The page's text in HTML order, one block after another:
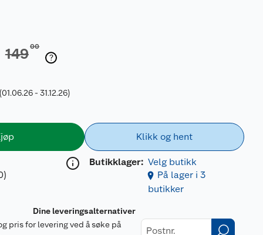
14900
(01.06.26 - 31.12.26)
Klikk og hent
Butikklager: Velg butikk
På lager i 3
butikker
Dine leveringsalternativer
pris for levering ved å søke på